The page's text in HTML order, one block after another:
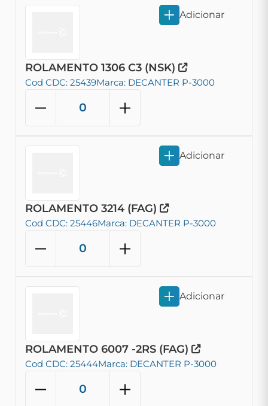
ROLAMENTO 1306 C3 (NSK)
Cod CDC: 25439Marca: DECANTER P-3000
Adicionar
ROLAMENTO 3214 (FAG)
Cod CDC: 25446Marca: DECANTER P-3000
Adicionar
ROLAMENTO 6007 -2RS (FAG)
Cod CDC: 25444Marca: DECANTER P-3000
Adicionar